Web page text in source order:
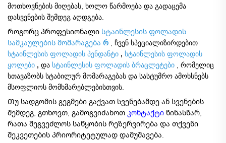
მოთხოვნების მიღებას, ხოლო წარმოება და გადაცემა
დასვენების შემდეგ აღდგება.
Როგორც პროფესიონალი სტაინლესის ფოლადის
სამკაულების მომარაგება რ
, ჩვენ სპეციალიზირდებით
სტაინლესის ფოლადის პენდანტი , სტაინლესის ფოლადის
ყოლები , და სტაინლესის ფოლადის ბრაცლეტები
, რომელიც
სთავაზობს სტაბილურ მომარაგებას და სასტუმრო ამოხსნებს
მსოფლიოს მომხმარებლებისთვის.
Თუ სადგომის გეგმები გაქვათ სვენებამდე ან სვენების
შემდეგ, გთხოვთ, გამოგვიძახოთ კონტაქტი წინასწარ,
რათა შეგვეძლოს საწყობის რეზერვირება და თქვენი
შეკვეთების პრიორიტეტულად დამუშავება.